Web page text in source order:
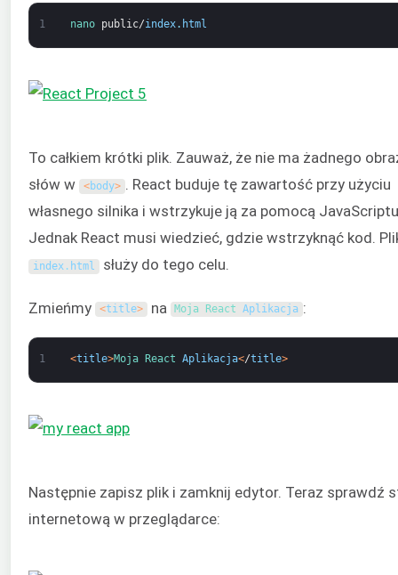
1 nano public/index. html
To całkiem krótki plik. Zauważ, że nie ma żadnego
słów w
<body> . React buduje tę zawartość przy użyciu
własnego silnika i wstrzykuje ją za pomocą
Jednak React musi wiedzieć, gdzie wstrzyknąć kod.
index. html służy do tego celu.
Zmieńmy <title> na Moja React Aplikacja :
1 <title>Moja React Aplikacja</title>
Następnie zapisz plik i zamknij edytor. Teraz sprawdź
internetową w przeglądarce: